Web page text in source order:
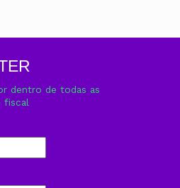
dentro de todas as
fiscal